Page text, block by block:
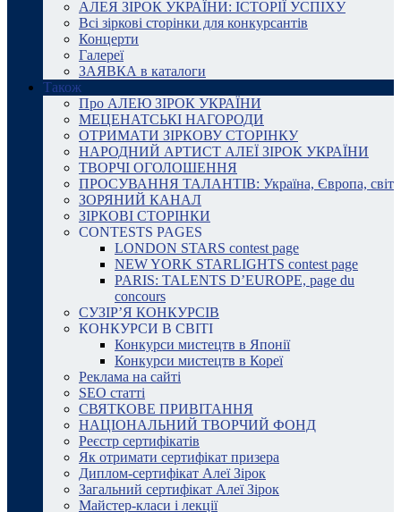
АЛЕЯ ЗІРОК УКРАЇНИ: ІСТОРІЇ УСПІХУ
Всі зіркові сторінки для конкурсантів
Концерти
Галереї
ЗАЯВКА в каталоги
Також
Про АЛЕЮ ЗІРОК УКРАЇНИ
МЕЦЕНАТСЬКІ НАГОРОДИ
ОТРИМАТИ ЗІРКОВУ СТОРІНКУ
НАРОДНИЙ АРТИСТ АЛЕЇ ЗІРОК УКРАЇНИ
ТВОРЧІ ОГОЛОШЕННЯ
ПРОСУВАННЯ ТАЛАНТІВ: Україна, Європа, світ
ЗОРЯНИЙ КАНАЛ
ЗІРКОВІ СТОРІНКИ
CONTESTS PAGES
LONDON STARS contest page
NEW YORK STARLIGHTS contest page
PARIS: TALENTS D’EUROPE, page du
concours
СУЗІР’Я КОНКУРСІВ
КОНКУРСИ В СВІТІ
Конкурси мистецтв в Японії
Конкурси мистецтв в Кореї
Реклама на сайті
SEO статті
СВЯТКОВЕ ПРИВІТАННЯ
НАЦІОНАЛЬНИЙ ТВОРЧИЙ ФОНД
Реєстр сертифікатів
Як отримати сертифікат призера
Диплом-сертифікат Алеї Зірок
Загальний сертифікат Алеї Зірок
Майстер-класи і лекції